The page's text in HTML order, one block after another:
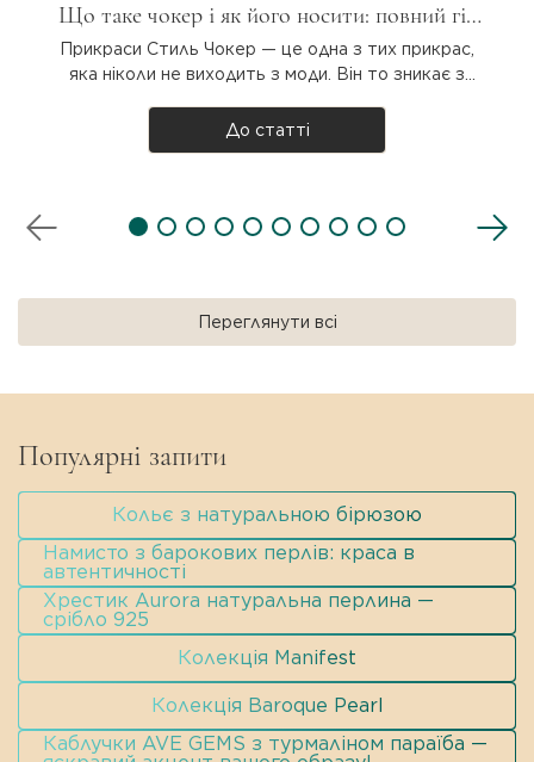
Що таке чокер і як його носити: повний гід
для дівчат
Прикраси Стиль Чокер — це одна з тих прикрас,
яка ніколи не виходить з моди. Він то зникає з
таке чокер насправді, звідки він узявся і як
носити? Розбираємося разом! Що таке чокер?
До статті
Переглянути всі
Популярні запити
Кольє з натуральною бірюзою
Намисто з барокових перлів: краса в
автентичності
Хрестик Aurora натуральна перлина —
срібло 925
Колекція Manifest
Колекція Baroque Pearl
Каблучки AVE GEMS з турмаліном параїба —